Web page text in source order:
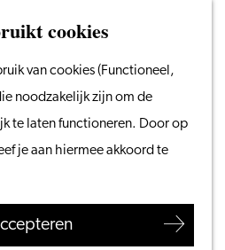
cookies
van cookies (Functioneel,
noodzakelijk zijn om de
te laten functioneren. Door op
je aan hiermee akkoord te
Menu
ZoekenVanaf het water
wandelen
Winkelen
Eten & drinken
Met kinderen
Zoeken
ngLeiden
re